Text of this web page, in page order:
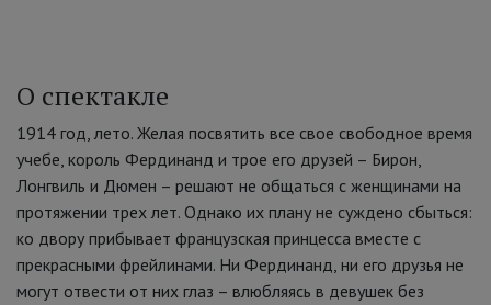
О спектакле
1914 год, лето. Желая посвятить все свое свободное время
учебе, король Фердинанд и трое его друзей – Бирон,
Лонгвиль и Дюмен – решают не общаться с женщинами на
протяжении трех лет. Однако их плану не суждено сбыться:
ко двору прибывает французская принцесса вместе с
прекрасными фрейлинами. Ни Фердинанд, ни его друзья не
могут отвести от них глаз – влюбляясь в девушек без